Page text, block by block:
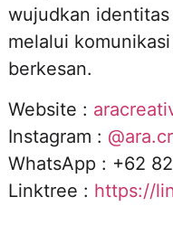
wujudkan
melalui
berkesan.
Website :
Instagram :
WhatsApp : +62
Linktree : https://